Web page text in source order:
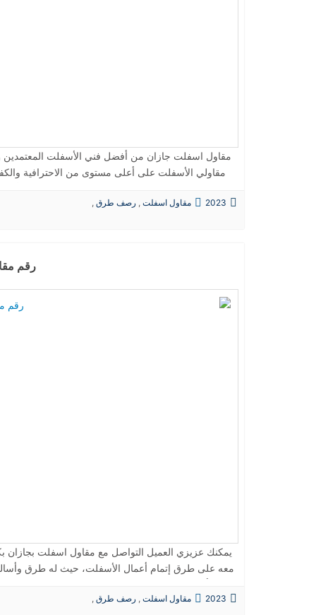
مقاول اسفلت جازان من أفضل فني الأسفلت المعتمدين
مقاولي الأسفلت على أعلى مستوى من الاحترافية
بالمواعيد. التطلع على جميع التجارب الأوروبية
والسرعة. مقاول اسفلت بجازان ارخص مقاول اسفلت
2023 مقاول اسفلت , رصف طرق ,
رقم
يمكنك عزيزي العميل التواصل مع مقاول اسفلت بجازان
معه على طرق إتمام أعمال الأسفلت، حيث له طرق
سواء صخرية أو رملية، ويتم التعامل معها بأساليب
2023 مقاول اسفلت , رصف طرق ,